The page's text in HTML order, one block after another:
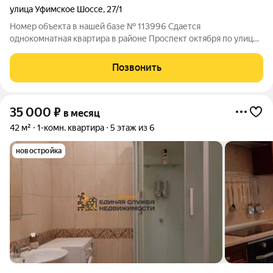
улица Уфимское Шоссе, 27/1
Номер объекта в нашей базе № 113996 Сдается
однокомнатная квартира в районе Проспект октября по улице
техникой. Рассмотрим порядочных жильцов
Позвонить
35 000 ₽ в месяц
42 м² 1-комн. квартира 5 этаж из 6
новостройка